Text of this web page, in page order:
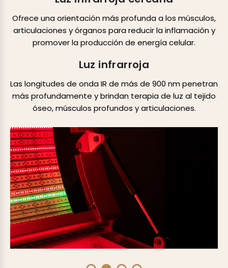
Ofrece una orientación más profunda a los músculos,
articulaciones y órganos para reducir la inflamación y
promover la producción de energía celular.
Luz infrarroja
Las longitudes de onda IR de más de 900 nm penetran
más profundamente y brindan terapia de luz al tejido
óseo, músculos profundos y articulaciones.